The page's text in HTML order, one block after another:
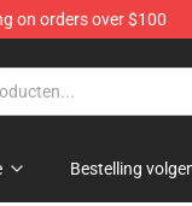
on orders over $100
Bestelling